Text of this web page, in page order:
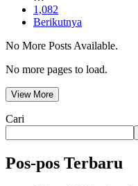
1,082
Berikutnya
No More Posts Available.
No more pages to load.
View More
Cari
Pos-pos Terbaru